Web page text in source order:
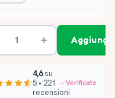
4,6su
5 • 221
recensioni
Verificate